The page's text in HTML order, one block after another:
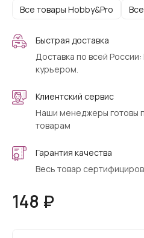
Все товары Hobby&Pro
Быстрая доставка
Доставка по всей
курьером.
Клиентский сервис
Наши менеджеры готовы
товарам
Гарантия качества
Весь товар
148 ₽